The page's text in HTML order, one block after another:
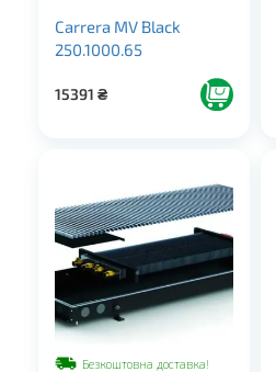
Carrera MV Black
250.1000.65
15391 ₴
Безкоштовна доставка!